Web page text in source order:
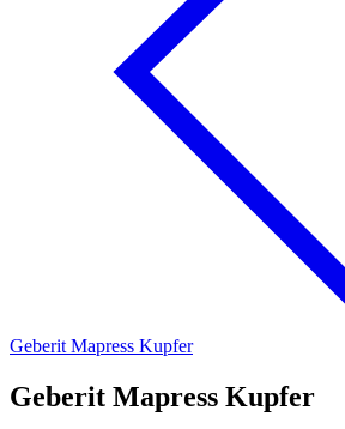
Geberit Mapress Kupfer
Geberit Mapress Kupfer